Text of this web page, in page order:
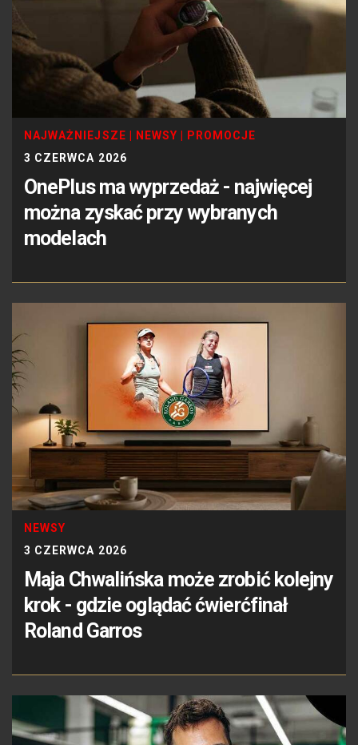
NAJWAŻNIEJSZE NEWSY
PROMOCJE
3 CZERWCA 2026
OnePlus ma wyprzedaż - najwięcej
można zyskać przy wybranych
modelach
NEWSY
3 CZERWCA 2026
Maja Chwalińska może zrobić kolejny
krok - gdzie oglądać ćwierćfinał
Roland Garros